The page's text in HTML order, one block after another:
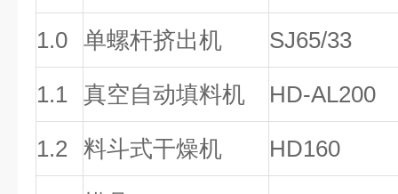
1.0 单螺杆挤出机 SJ65/33
1.1 真空自动填料机 HD-AL200
1.2 料斗式干燥机 HD160